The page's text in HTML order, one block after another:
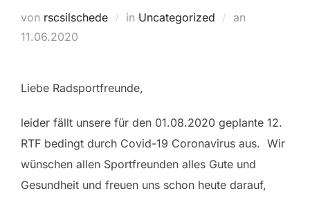
von rscsilschede in Uncategorized an
11.06.2020
Liebe Radsportfreunde,
leider fällt unsere für den 01.08.2020 geplante 12.
RTF bedingt durch Covid-19 Coronavirus aus. Wir
wünschen allen Sportfreunden alles Gute und
Gesundheit und freuen uns schon heute darauf,